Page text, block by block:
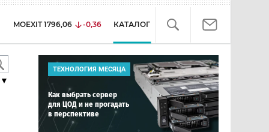
MOEXIT 1796,06 -0,36 КАТАЛОГ
▼
ТЕХНОЛОГИЯ МЕСЯЦА
Как выбрать сервер
для ЦОД и не прогадать
в перспективе